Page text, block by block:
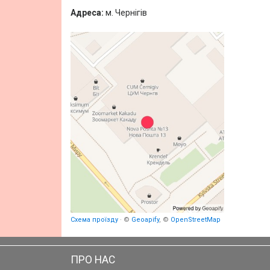
Адреса: м. Чернігів
Схема проїзду · © Geoapify, © OpenStreetMap
ПРО НАС